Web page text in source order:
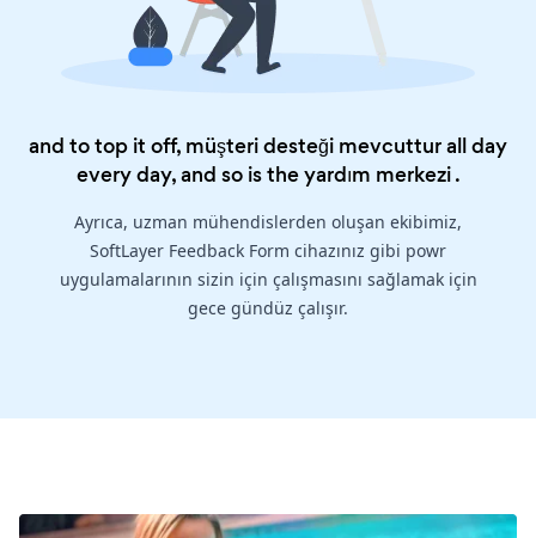
and to top it off, müşteri desteği mevcuttur all day
every day, and so is theyardım merkezi.
Ayrıca, uzman mühendislerden oluşan ekibimiz,
SoftLayer Feedback Form cihazınız gibi powr
uygulamalarının sizin için çalışmasını sağlamak için
gece gündüz çalışır.